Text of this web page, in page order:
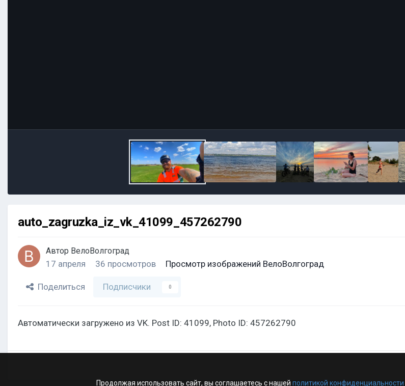
auto_zagruzka_iz_vk_41099_457262790
Автор ВелоВолгоград
17 апреля 36 просмотров Просмотр изображений ВелоВолгоград
Поделиться Подписчики 0
Автоматически загружено из VK. Post ID: 41099, Photo ID: 457262790
Продолжая использовать сайт, вы соглашаетесь с нашей политикой конфиденциальности